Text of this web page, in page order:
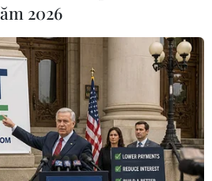
(TTXVN/Vietnam+)
2026